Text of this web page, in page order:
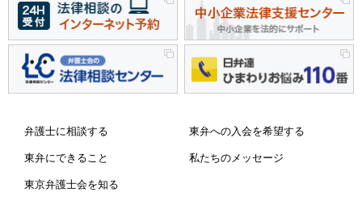
弁護士に相談する 東弁への入会を希望する
東弁にできること 私たちのメッセージ
東京弁護士会を知る